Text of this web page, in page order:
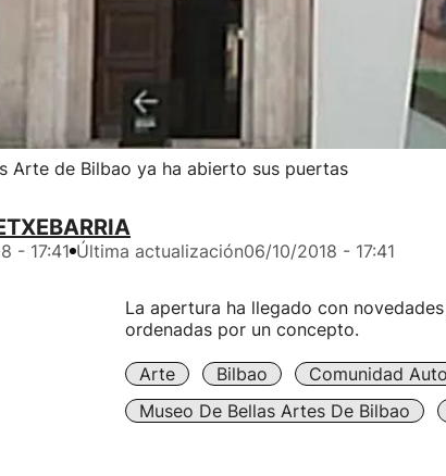
Arte de Bilbao ya ha abierto sus puertas
- 17:41 Última actualización06/10/2018 - 17:41
La apertura ha llegado con
ordenadas por un concepto.
Arte Bilbao
Comunidad
Museo De Bellas Artes De Bilbao